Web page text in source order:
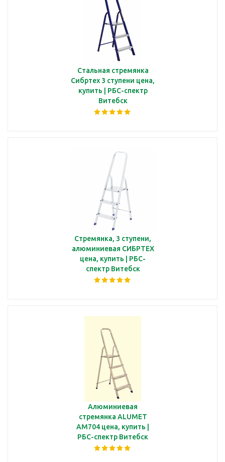
Стальная стремянка
Сибртех 3 ступени цена,
купить | РБС-спектр
Витебск
Стремянка, 3 ступени,
алюминиевая СИБРТЕХ
цена, купить | РБС-
спектр Витебск
Алюминиевая
стремянка ALUMET
AM704 цена, купить |
РБС-спектр Витебск